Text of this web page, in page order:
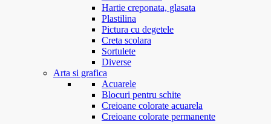
Hartie creponata, glasata
Plastilina
Pictura cu degetele
Creta scolara
Sortulete
Diverse
Arta si grafica
Acuarele
Blocuri pentru schite
Creioane colorate acuarela
Creioane colorate permanente